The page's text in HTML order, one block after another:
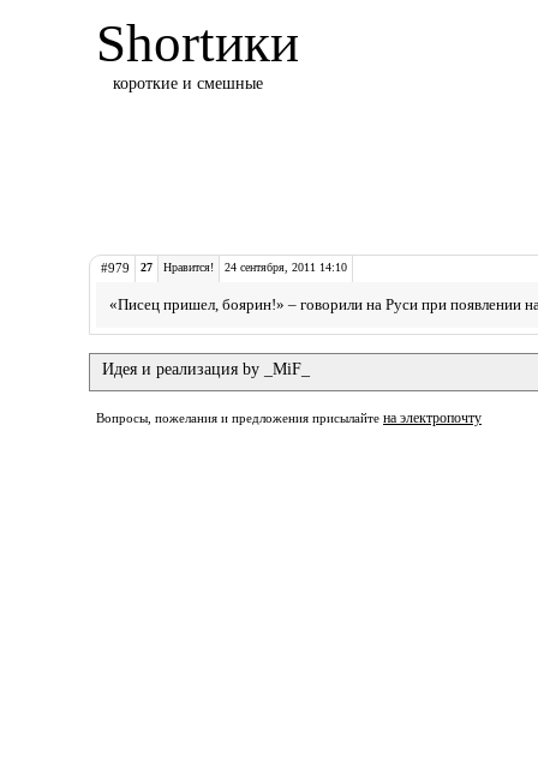
Shortики
короткие и смешные
#979 27 Нравится! 24 сентября, 2011 14:10
«Писец пришел, боярин!» – говорили на Руси при появлении
Идея и реализация by _MiF_
Вопросы, пожелания и предложения присылайте на электропочту